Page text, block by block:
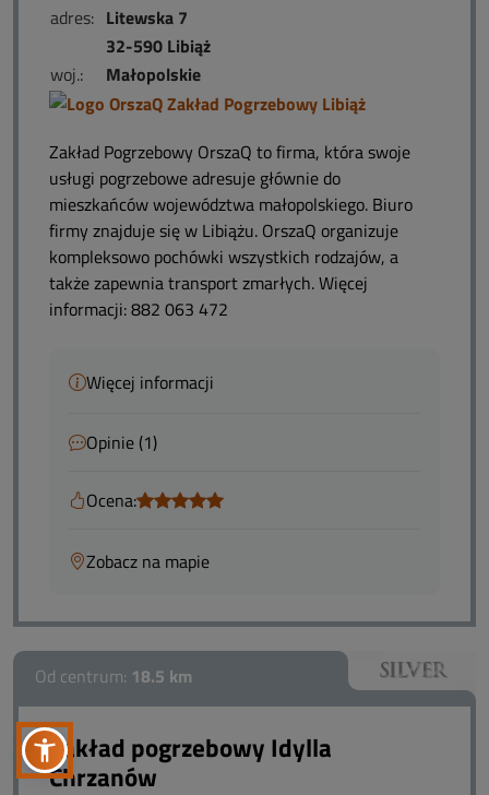
adres: Litewska 7
32-590 Libiąż
woj.:
Małopolskie
Zakład Pogrzebowy OrszaQ to firma, która swoje
usługi pogrzebowe adresuje głównie do
mieszkańców województwa małopolskiego. Biuro
firmy znajduje się w Libiążu. OrszaQ organizuje
kompleksowo pochówki wszystkich rodzajów, a
także zapewnia transport zmarłych. Więcej
informacji: 882 063 472
Więcej informacji
Opinie (1)
Ocena:
Zobacz na mapie
Od centrum: 18.5 km
Zakład pogrzebowy Idylla
Chrzanów